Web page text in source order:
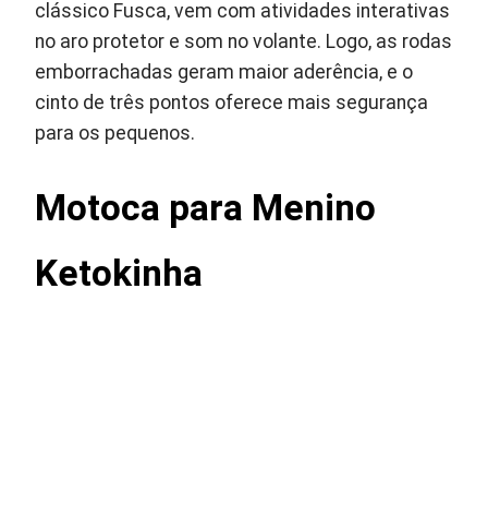
clássico Fusca, vem com atividades interativas
no aro protetor e som no volante. Logo, as rodas
emborrachadas geram maior aderência, e o
cinto de três pontos oferece mais segurança
para os pequenos.
Motoca para Menino
Ketokinha